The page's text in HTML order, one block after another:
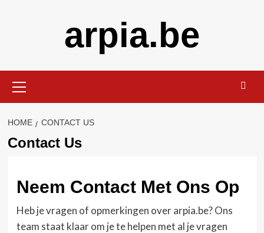
arpia.be
Menu
HOME CONTACT US
Contact Us
Neem Contact Met Ons Op
Heb je vragen of opmerkingen over arpia.be? Ons
team staat klaar om je te helpen met al je vragen